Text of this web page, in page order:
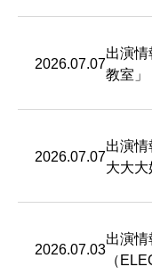
2026.07.07
出演
教室」
2026.07.07
出演
大大大
2026.07.03
出演情
（